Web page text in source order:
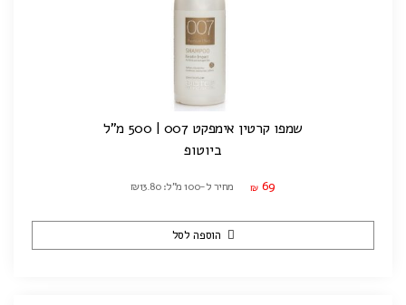
שמפו קרטין אימפקט 007 | 500 מ"ל
ביוטופ
₪ 69 מחיר ל-100 מ"ל: ₪13.80
הוספה לסל